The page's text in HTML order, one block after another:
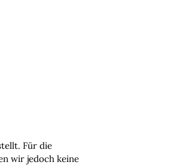
Für die
wir jedoch keine